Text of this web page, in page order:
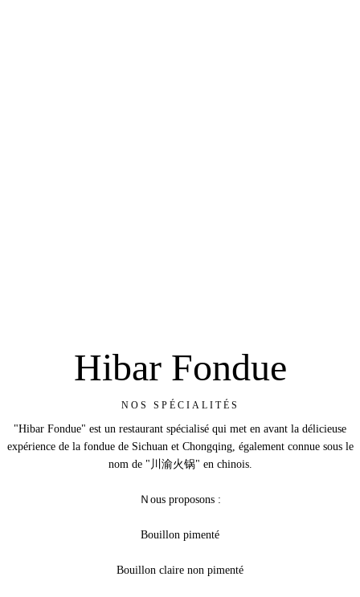
Hibar Fondue
NOS SPÉCIALITÉS
"Hibar Fondue" est un restaurant spécialisé qui met en avant la délicieuse
expérience de la fondue de Sichuan et Chongqing, également connue sous le
nom de "川渝火锅" en chinois.
Ｎous proposons :
Bouillon pimenté
Bouillon claire non pimenté